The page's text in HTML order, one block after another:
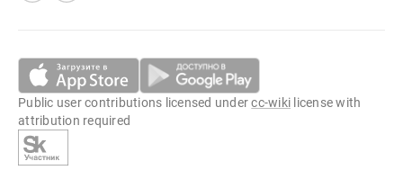
Public user contributions licensed undercc-wiki license with
attribution required